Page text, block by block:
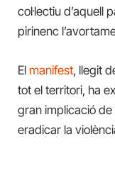
col·lectiu d’aquell
pirinenc
El manifest, llegit
tot el territori, ha
gran implicació
eradicar la